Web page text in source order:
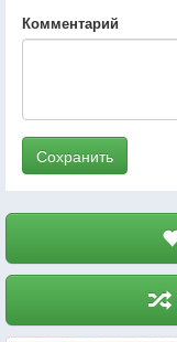
Комментарий
Сохранить